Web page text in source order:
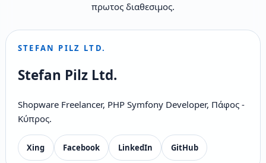
πρωτος διαθεσιμος.
STEFAN PILZ LTD.
Stefan Pilz Ltd.
Shopware Freelancer, PHP Symfony Developer, Πάφος -
Κύπρος.
Xing Facebook LinkedIn GitHub